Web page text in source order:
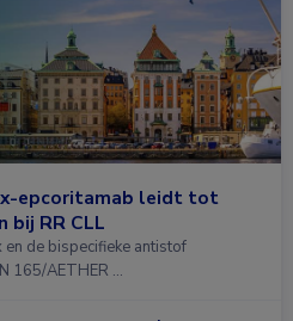
epcoritamab leidt tot
bij RR CLL
de bispecifieke antistof
165/AETHER …